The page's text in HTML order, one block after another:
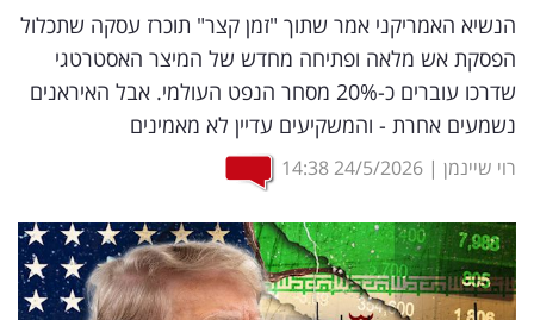
וטק
שיווק
ופרסום
משפט
מדדים
ומחקרים
הנשיא האמריקני אמר שתוך "זמן קצר" תוכרז עסקה שתכלול
הפסקת אש מלאה ופתיחה מחדש של המיצר האסטרטגי
שדרכו עוברים כ-20% מסחר הנפט העולמי. אבל האיראנים
נשמעים אחרת - והמשקיעים עדיין לא מאמינים
רוי שיינמן |
24/5/2026
14:38